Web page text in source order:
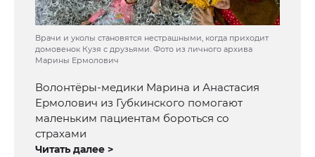
Врачи и уколы становятся нестрашными, когда приходит
домовенок Кузя с друзьями. Фото из личного архива
Марины Ермолович
Волонтёры-медики Марина и Анастасия
Ермолович из Губкинского помогают
маленьким пациентам бороться со
страхами
Читать далее >